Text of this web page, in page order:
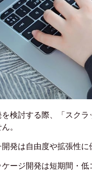
を検討する際、「スク
。
開発は自由度や拡張性
ージ開発は短期間・